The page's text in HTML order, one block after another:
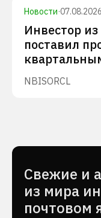
Новости·
Инвестор
поставил
NBISORCL
Cвежие и
из мира
почтовом